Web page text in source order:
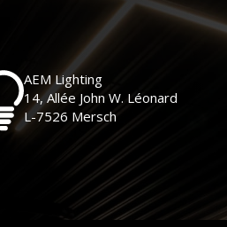
AEM Lighting
14, Allée John W. Léonard
L-7526 Mersch